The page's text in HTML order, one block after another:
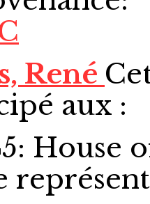
René
aux :
House